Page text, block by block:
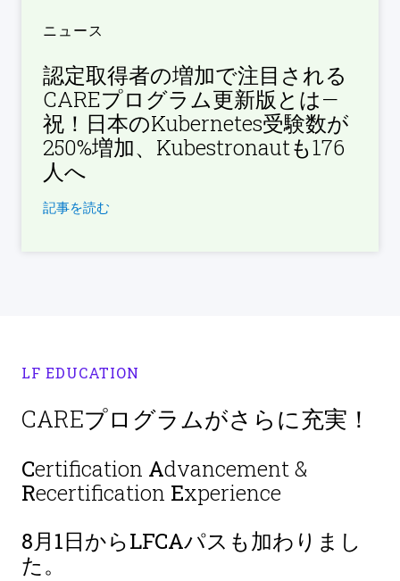
ニュース
認定取得者の増加で注目される
CAREプログラム更新版とは—
祝！日本のKubernetes受験数が
250%増加、Kubestronautも176
人へ
記事を読む
LF EDUCATION
CAREプログラムがさらに充実！
Certification Advancement &
Recertification Experience
8月1日からLFCAパスも加わりまし
た。